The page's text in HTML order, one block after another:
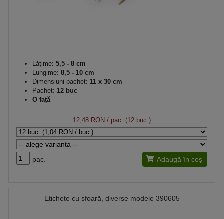
Lăţime: 5,5 - 8 cm
Lungime: 8,5 - 10 cm
Dimensiuni pachet: 11 x 30 cm
Pachet: 12 buc
O față
12,48 RON / pac. (12 buc.)
pac. Adaugă în coș
Etichete cu sfoară, diverse modele 390605